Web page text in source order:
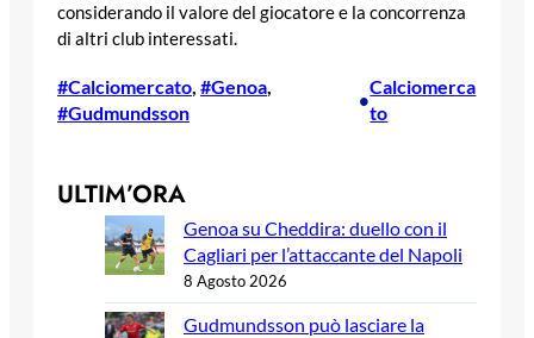
considerando il valore del giocatore e la concorrenza
di altri club interessati.
#Calciomercato, #Genoa
#Gudmundsson
•
Calciomerca
to
ULTIM’ORA
Genoa su Cheddira: duello con il
Cagliari per l’attaccante del Napoli
8 Agosto 2026
Gudmundsson può lasciare la